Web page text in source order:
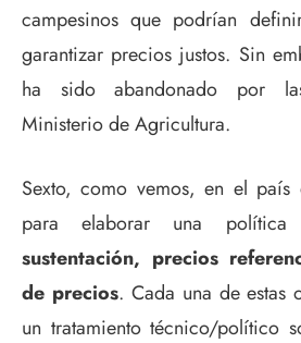
campesinos que podrían
garantizar precios justos. Sin
ha sido abandonado por
Ministerio de Agricultura.
Sexto, como vemos, en el país
para elaborar una
sustentación, precios
de precios. Cada una de estas
un tratamiento técnico/político